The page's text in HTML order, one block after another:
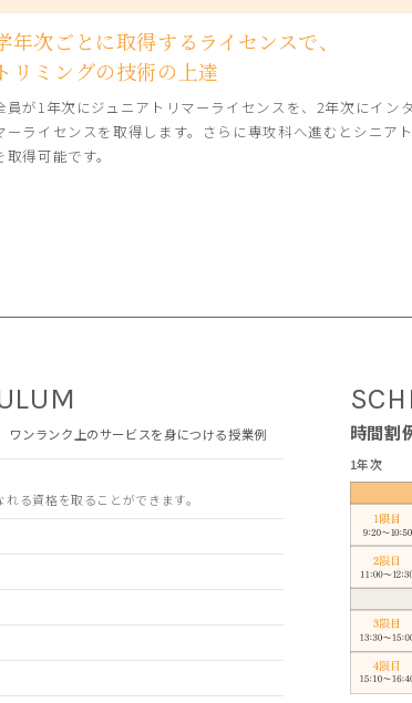
年次ごとに取得するライセンスで、
トリミングの技術の上達
員が1年次にジュニアトリマーライセンスを、2年次にイン
ーライセンスを取得します。さらに専攻科へ進むとシニア
取得可能です。
ワンランク上のサービスを身につける授業例
る資格を取ることができます。
時間割
1年次